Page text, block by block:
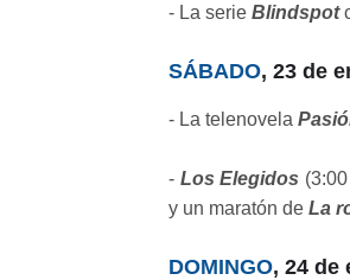
- La serie Blindspot
SÁBADO, 23 de
- La telenovela
- Los Elegidos
y un maratón de La
DOMINGO, 24 de